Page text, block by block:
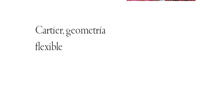
Cartier, geometría
flexible